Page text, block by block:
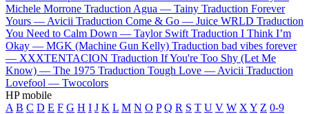
Michele Morrone Traduction Agua — Tainy Traduction Forever
Yours — Avicii Traduction Come & Go — Juice WRLD Traduction
You Need to Calm Down — Taylor Swift Traduction I Think I’m
Okay — MGK (Machine Gun Kelly) Traduction bad vibes forever
— XXXTENTACION Traduction If You're Too Shy (Let Me
Know) — The 1975 Traduction Tough Love — Avicii Traduction
Lovefool — Twocolors
HP mobile
A B C D E F G H I J K L M N O P Q R S T U V W X Y Z 0-9